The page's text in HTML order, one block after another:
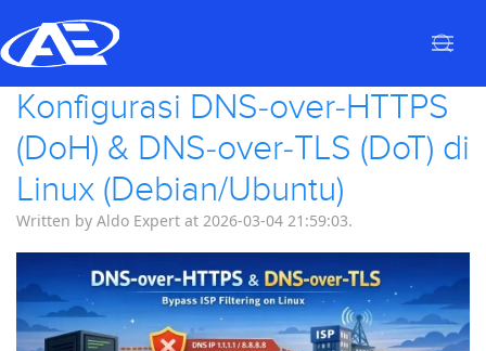
Konfigurasi DNS-over-HTTPS
(DoH) & DNS-over-TLS (DoT) di
Linux (Debian/Ubuntu)
Written by Aldo Expert at 2026-03-04 21:59:03.